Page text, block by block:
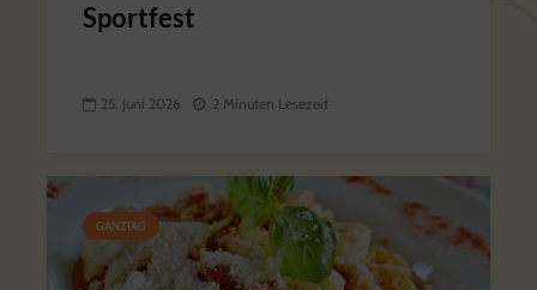
Sportfest
25. Juni 2026 2 Minuten Lesezeit
GANZTAG